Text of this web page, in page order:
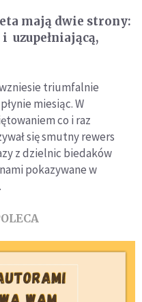
mają dwie strony:
uzupełniającą,
triumfalnie
miesiąc. W
co i raz
się smutny rewers
z dzielnic biedaków
pokazywane w